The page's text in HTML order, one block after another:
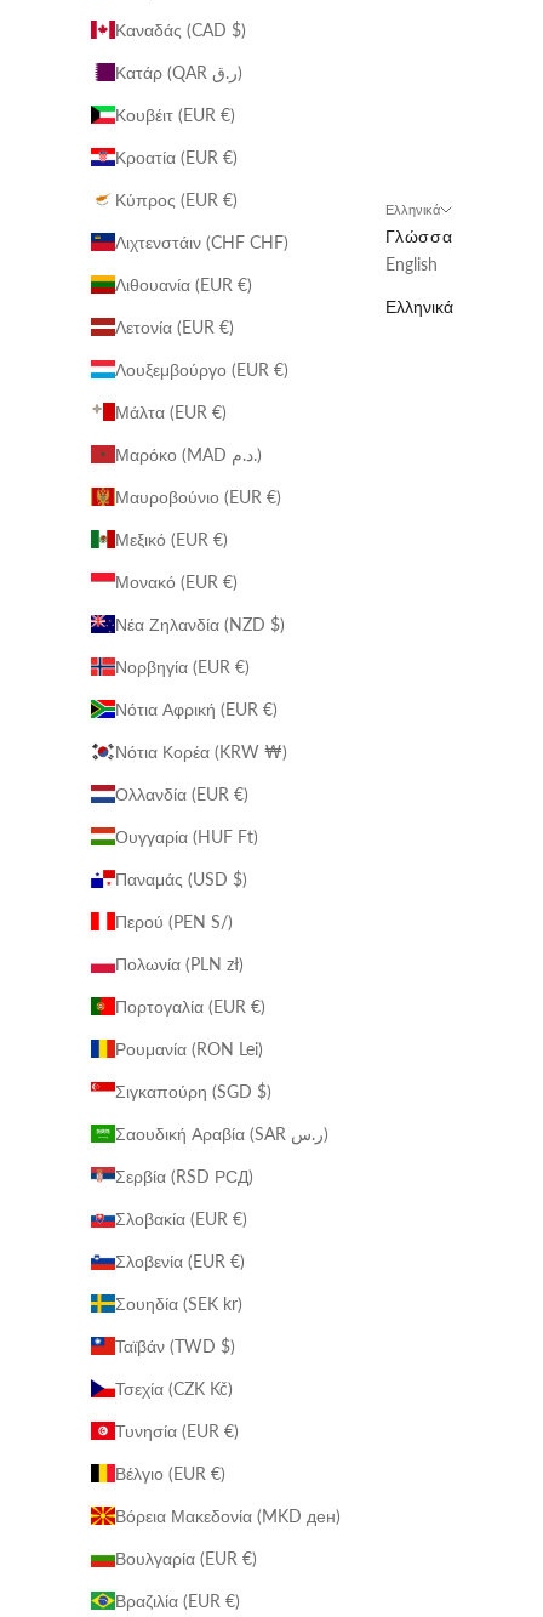
Καναδάς (CAD $)
Κατάρ (QAR ر.ق)
Κουβέιτ (EUR €)
Κροατία (EUR €)
Κύπρος (EUR €)
Λιχτενστάιν (CHF CHF)
Λιθουανία (EUR €)
Λετονία (EUR €)
Λουξεμβούργο (EUR €)
Μάλτα (EUR €)
Μαρόκο (MAD د.م.)
Μαυροβούνιο (EUR €)
Μεξικό (EUR €)
Μονακό (EUR €)
Νέα Ζηλανδία (NZD $)
Νορβηγία (EUR €)
Νότια Αφρική (EUR €)
Νότια Κορέα (KRW ₩)
Ολλανδία (EUR €)
Ουγγαρία (HUF Ft)
Παναμάς (USD $)
Περού (PEN S/)
Πολωνία (PLN zł)
Πορτογαλία (EUR €)
Ρουμανία (RON Lei)
Σιγκαπούρη (SGD $)
Σαουδική Αραβία (SAR ر.س)
Σερβία (RSD РСД)
Σλοβακία (EUR €)
Σλοβενία (EUR €)
Σουηδία (SEK kr)
Ταϊβάν (TWD $)
Τσεχία (CZK Kč)
Τυνησία (EUR €)
Βέλγιο (EUR €)
Βόρεια Μακεδονία (MKD ден)
Βουλγαρία (EUR €)
Βραζιλία (EUR €)
Ελληνικά
Γλώσσα
English
Ελληνικά